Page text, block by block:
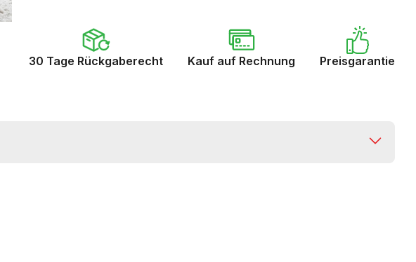
30 Tage Rückgaberecht Kauf auf Rechnung Preisgarantie